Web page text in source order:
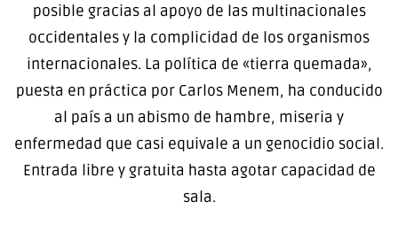
posible gracias al apoyo de las multinacionales
occidentales y la complicidad de los organismos
internacionales. La política de «tierra quemada»,
puesta en práctica por Carlos Menem, ha conducido
al país a un abismo de hambre, miseria y
enfermedad que casi equivale a un genocidio social.
Entrada libre y gratuita hasta agotar capacidad de
sala.